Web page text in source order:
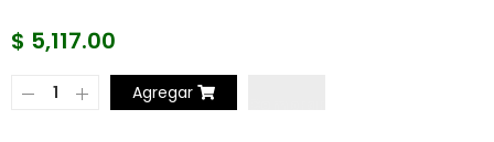
$ 5,117.00
Agregar